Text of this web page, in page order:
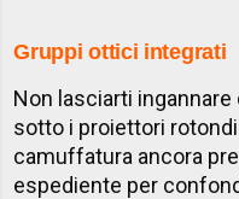
Gruppi ottici integrati
Non lasciarti ingannare
sotto i proiettori
camuffatura ancora
espediente per